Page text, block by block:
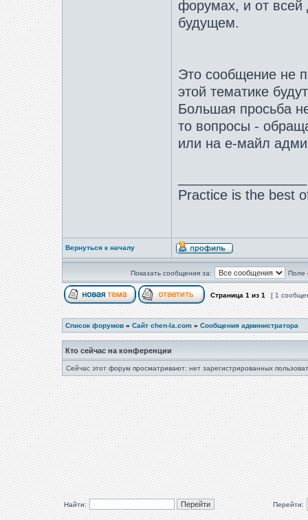
форумах, и от всей
будущем.
Это сообщение не
этой тематике
Большая просьба
то вопросы -
или на е-майл
Practice is the best
Вернуться к началу
Показать сообщения за: Поле
Страница1из1 [ 1
Список форумов » Сайт chen-la.com » Сообщения администратора
Кто сейчас на конференции
Сейчас этот форум просматривают: нет зарегистрированных
Найти: Перейти: